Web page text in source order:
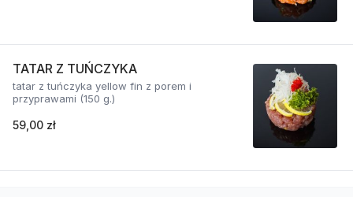
TATAR Z TUŃCZYKA
tatar z tuńczyka yellow fin z porem i
przyprawami (150 g.)
59,00 zł